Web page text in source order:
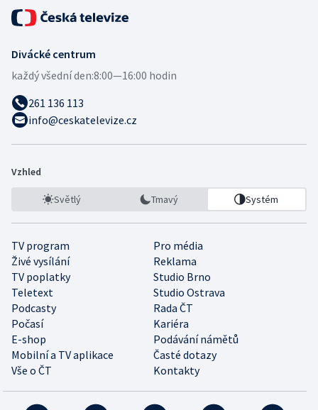
Divácké centrum
každý všední den:8:00—16:00 hodin
261 136 113
info@ceskatelevize.cz
Vzhled
Světlý Tmavý Systém
TV program
Pro média
Živé vysílání
Reklama
TV poplatky
Studio Brno
Teletext
Studio Ostrava
Podcasty
Rada ČT
Počasí
Kariéra
E-shop
Podávání námětů
Mobilní a TV aplikace
Časté dotazy
Vše o ČT
Kontakty